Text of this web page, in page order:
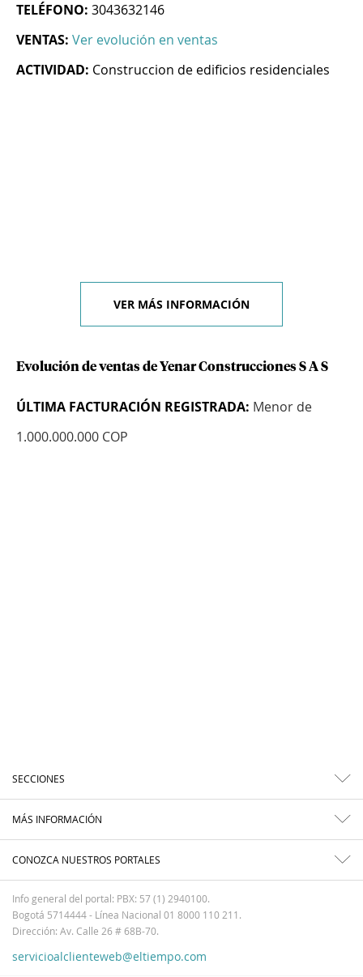
TELÉFONO: 3043632146
VENTAS: Ver evolución en ventas
ACTIVIDAD: Construccion de edificios residenciales
VER MÁS INFORMACIÓN
Evolución de ventas de Yenar Construcciones S A S
ÚLTIMA FACTURACIÓN REGISTRADA: Menor de
1.000.000.000 COP
SECCIONES
MÁS INFORMACIÓN
CONOZCA NUESTROS PORTALES
Info general del portal: PBX: 57 (1) 2940100.
Bogotá 5714444 - Línea Nacional 01 8000 110 211.
Dirección: Av. Calle 26 # 68B-70.
servicioalclienteweb@eltiempo.com